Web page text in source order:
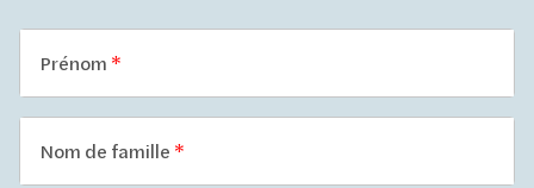
Prénom
Nom de famille